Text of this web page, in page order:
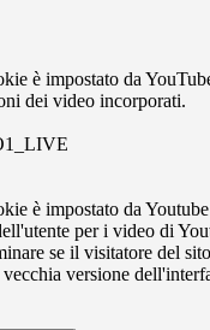
è impostato da
dei video incorporati.
è impostato da
per i video di
se il visitatore del
versione